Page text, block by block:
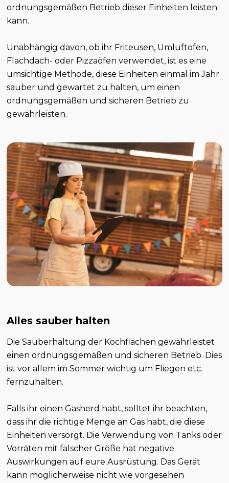
ordnungsgemäßen Betrieb dieser Einheiten leisten
kann.
Unabhängig davon, ob ihr Friteusen, Umluftofen,
Flachdach- oder Pizzaöfen verwendet, ist es eine
umsichtige Methode, diese Einheiten einmal im Jahr
sauber und gewartet zu halten, um einen
ordnungsgemäßen und sicheren Betrieb zu
gewährleisten.
Alles sauber halten
Die Sauberhaltung der Kochflächen gewährleistet
einen ordnungsgemäßen und sicheren Betrieb. Dies
ist vor allem im Sommer wichtig um Fliegen etc.
fernzuhalten.
Falls ihr einen Gasherd habt, solltet ihr beachten,
dass ihr die richtige Menge an Gas habt, die diese
Einheiten versorgt. Die Verwendung von Tanks oder
Vorräten mit falscher Größe hat negative
Auswirkungen auf eure Ausrüstung. Das Gerät
kann möglicherweise nicht wie vorgesehen